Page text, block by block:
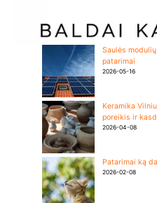
Saulės
patarimai
2026-05-16
Keramika
poreikis ir
2026-04-08
Patarimai ką
2026-02-08